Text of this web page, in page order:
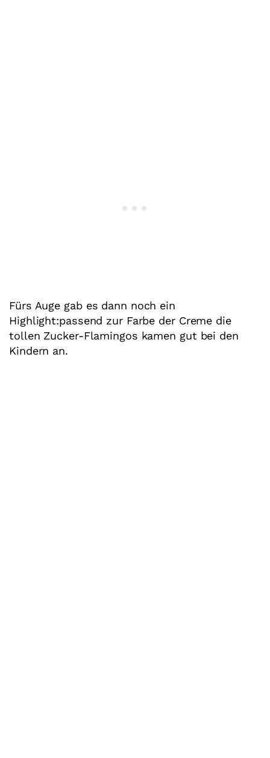
Fürs Auge gab es dann noch ein
Highlight:passend zur Farbe der Creme die
tollen Zucker-Flamingos kamen gut bei den
Kindern an.